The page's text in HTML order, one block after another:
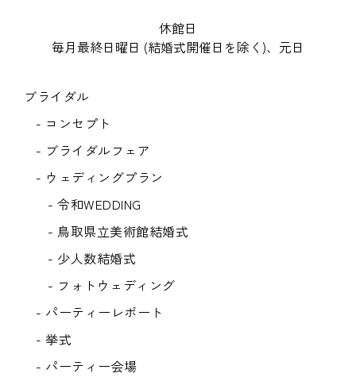
休館日
毎月最終日曜日 (結婚式開催日を除く)、元日
ブライダル
- コンセプト
- ブライダルフェア
- ウェディングプラン
- 令和WEDDING
- 鳥取県立美術館結婚式
- 少人数結婚式
- フォトウェディング
- パーティーレポート
- 挙式
- パーティー会場